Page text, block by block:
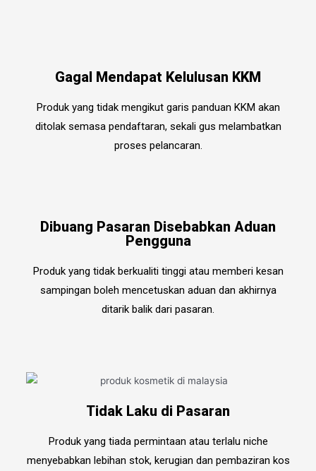
Gagal Mendapat Kelulusan KKM
Produk yang tidak mengikut garis panduan KKM akan
ditolak semasa pendaftaran, sekali gus melambatkan
proses pelancaran.
Dibuang Pasaran Disebabkan Aduan
Pengguna
Produk yang tidak berkualiti tinggi atau memberi kesan
sampingan boleh mencetuskan aduan dan akhirnya
ditarik balik dari pasaran.
Tidak Laku di Pasaran
Produk yang tiada permintaan atau terlalu niche
menyebabkan lebihan stok, kerugian dan pembaziran kos